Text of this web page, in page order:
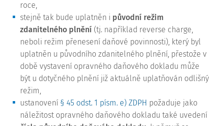
roce,
stejně tak bude uplatněn i původní režim
zdanitelného plnění (tj. například reverse charge,
neboli režim přenesení daňové povinnosti), který byl
uplatněn u původního zdanitelného plnění, přestože v
době vystavení opravného daňového dokladu může
být u dotyčného plnění již aktuálně uplatňován odlišný
režim,
ustanovení § 45 odst. 1 písm. e) ZDPH požaduje jako
náležitost opravného daňového dokladu také uvedení